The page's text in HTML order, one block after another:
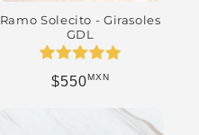
Ramo Solecito - Girasoles
GDL
Precio habitual
$550MXN